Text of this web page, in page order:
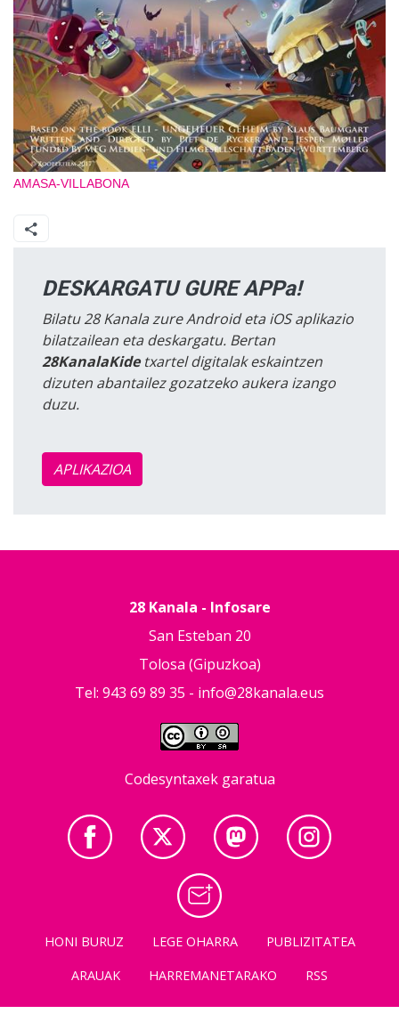
AMASA-VILLABONA
DESKARGATU GURE APPa!
Bilatu 28 Kanala zure Android eta iOS aplikazio
bilatzailean eta deskargatu. Bertan
28KanalaKidetxartel digitalak eskaintzen
dizuten abantailez gozatzeko aukera izango
duzu.
APLIKAZIOA
28 Kanala - Infosare
San Esteban 20
Tolosa (Gipuzkoa)
Tel: 943 69 89 35 - info@28kanala.eus
Codesyntaxek garatua
HONI BURUZ LEGE OHARRA
PUBLIZITATEA
ARAUAK
HARREMANETARAKO RSS